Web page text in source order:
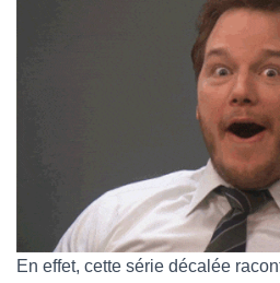
En effet, cette série décalée